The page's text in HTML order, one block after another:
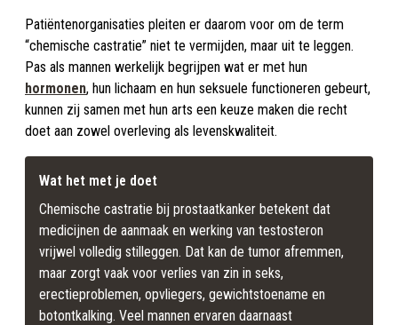
Patiëntenorganisaties pleiten er daarom voor om de term
“chemische castratie” niet te vermijden, maar uit te leggen.
Pas als mannen werkelijk begrijpen wat er met hun
hormonen, hun lichaam en hun seksuele functioneren gebeurt,
kunnen zij samen met hun arts een keuze maken die recht
doet aan zowel overleving als levenskwaliteit.
Wat het met je doet
Chemische castratie bij prostaatkanker betekent dat
medicijnen de aanmaak en werking van testosteron
vrijwel volledig stilleggen. Dat kan de tumor afremmen,
maar zorgt vaak voor verlies van zin in seks,
erectieproblemen, opvliegers, gewichtstoename en
botontkalking. Veel mannen ervaren daarnaast